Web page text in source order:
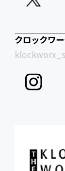
クロックワ